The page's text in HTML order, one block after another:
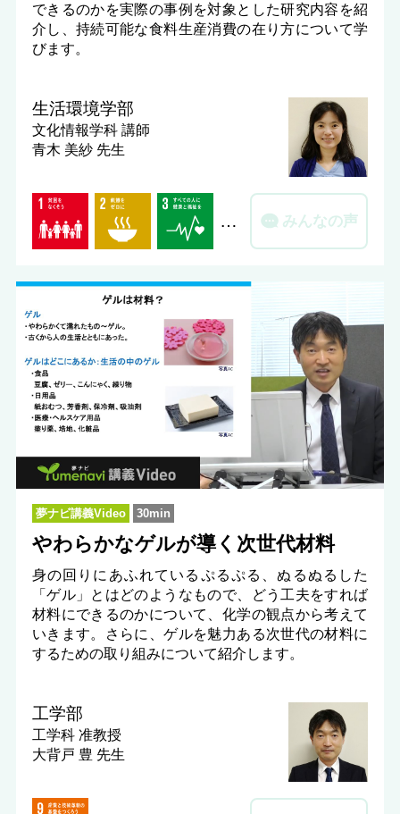
できるのかを実際の事例を対象とした研究内容を紹
介し、持続可能な食料生産消費の在り方について学
びます。
生活環境学部
文化情報学科 講師
青木 美紗 先生
… みんなの声
夢ナビ講義Video 30min
やわらかなゲルが導く次世代材料
身の回りにあふれているぷるぷる、ぬるぬるした
「ゲル」とはどのようなもので、どう工夫をすれば
材料にできるのかについて、化学の観点から考えて
いきます。さらに、ゲルを魅力ある次世代の材料に
するための取り組みについて紹介します。
工学部
工学科 准教授
大背戸 豊 先生